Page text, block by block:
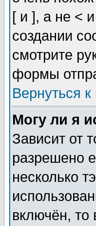
[ и ], а не <
создании
смотрите
формы
Вернуться к
Могу ли я
Зависит от
разрешено
несколько
включён, то